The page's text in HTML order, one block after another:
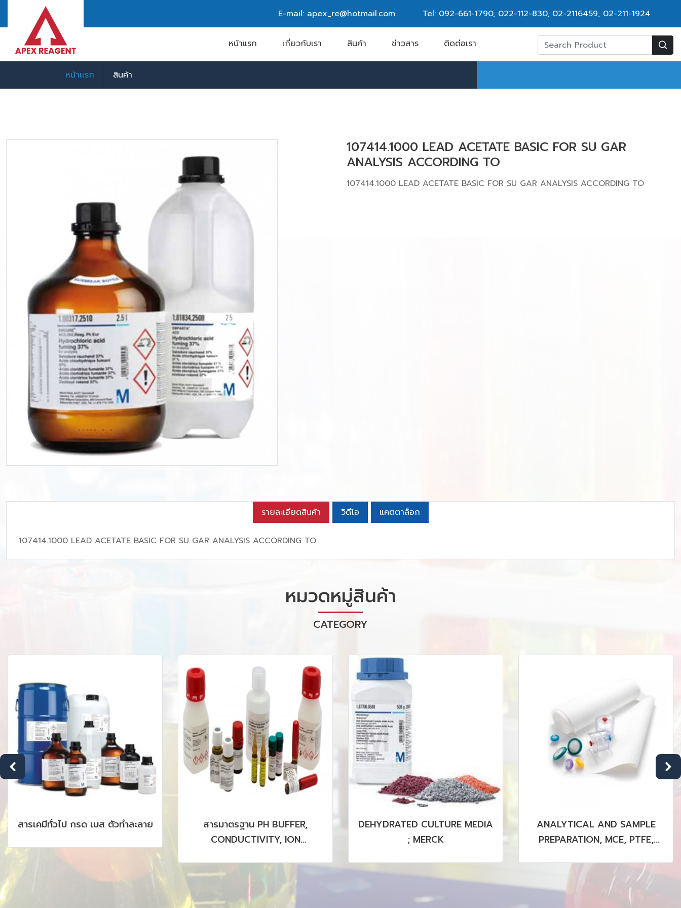
E-mail: apex_re@hotmail.com Tel: 092-661-1790, 022-112-830, 02-2116459, 02-211-1924
หน้าแรก เกี่ยวกับเรา สินค้า ข่าวสาร ติดต่อเรา
หน้าเเรก สินค้า
107414.1000 LEAD ACETATE BASIC FOR SU GAR
ANALYSIS ACCORDING TO
107414.1000 LEAD ACETATE BASIC FOR SU GAR ANALYSIS ACCORDING TO
รายละเอียดสินค้า วิดีโอ แคตตาล็อก
107414.1000 LEAD ACETATE BASIC FOR SU GAR ANALYSIS ACCORDING TO
หมวดหมู่สินค้า
CATEGORY
สารเคมีทั่วไป กรด เบส ตัวทำละลาย
สารมาตรฐาน PH BUFFER,
CONDUCTIVITY, ION
AAS, ICP รวมถึง CRM, SRM
PRODUCTS
DEHYDRATED CULTURE MEDIA
; MERCK
ANALYTICAL AND SAMPLE
PREPARATION, MCE, PTFE,
NON STERILE)